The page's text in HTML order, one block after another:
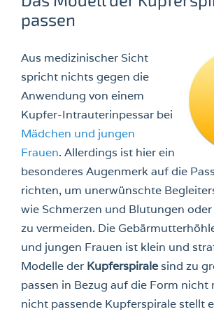
passen
Aus medizinischer Sicht
spricht nichts gegen die
Anwendung von einem
Kupfer-Intrauterinpessar bei
Mädchen und jungen
Frauen. Allerdings ist hier ein
besonderes Augenmerk auf die
richten, um unerwünschte
wie Schmerzen und Blutungen
zu vermeiden. Die
und jungen Frauen ist klein und
Modelle derKupferspiralesind zu
passen in Bezug auf die Form nicht
nicht passende Kupferspirale stellt